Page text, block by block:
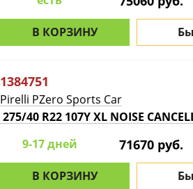
В КОРЗИНУ
1384751
Pirelli PZero Sports Car
275/40 R22 107Y XL NOISE
9-17 дней
71670 руб.
В КОРЗИНУ